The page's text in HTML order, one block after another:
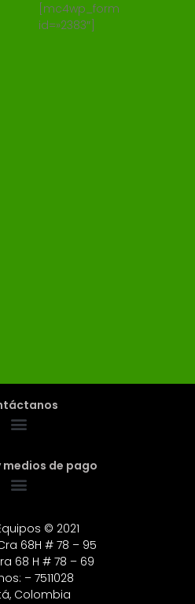
[mc4wp_form
id=»2383″]
medios de pago
© 2021
68H # 78 – 95
68 H # 78 – 69
– 7511028
Colombia